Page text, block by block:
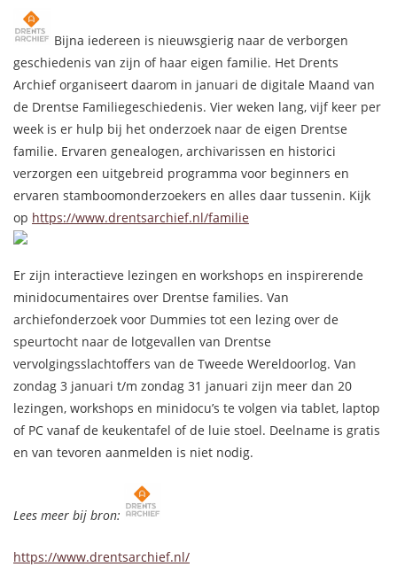
Bijna iedereen is nieuwsgierig naar de verborgen
geschiedenis van zijn of haar eigen familie. Het Drents
Archief organiseert daarom in januari de digitale Maand van
de Drentse Familiegeschiedenis. Vier weken lang, vijf keer per
week is er hulp bij het onderzoek naar de eigen Drentse
familie. Ervaren genealogen, archivarissen en historici
verzorgen een uitgebreid programma voor beginners en
ervaren stamboomonderzoekers en alles daar tussenin. Kijk
op https://www.drentsarchief.nl/familie
Er zijn interactieve lezingen en workshops en inspirerende
minidocumentaires over Drentse families. Van
archiefonderzoek voor Dummies tot een lezing over de
speurtocht naar de lotgevallen van Drentse
vervolgingsslachtoffers van de Tweede Wereldoorlog. Van
zondag 3 januari t/m zondag 31 januari zijn meer dan 20
lezingen, workshops en minidocu’s te volgen via tablet, laptop
of PC vanaf de keukentafel of de luie stoel. Deelname is gratis
en van tevoren aanmelden is niet nodig.
Lees meer bij bron:
https://www.drentsarchief.nl/